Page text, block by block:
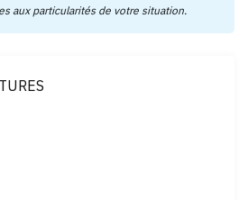
aux particularités de votre situation.